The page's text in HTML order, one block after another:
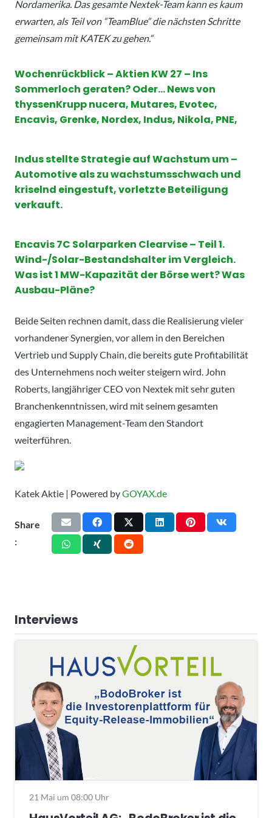
Nordamerika. Das gesamte Nextek-Team kann es kaum
erwarten, als Teil von “TeamBlue“ die nächsten Schritte
gemeinsam mit KATEK zu gehen.“
Wochenrückblick – Aktien KW 27 – Ins
Sommerloch geraten? Oder… News von
thyssenKrupp nucera, Mutares, Evotec,
Encavis, Grenke, Nordex, Indus, Nikola, PNE,
Indus stellte Strategie auf Wachstum um –
Automotive als zu wachstumsschwach und
kriselnd eingestuft, vorletzte Beteiligung
verkauft.
Encavis 7C Solarparken Clearvise – Teil 1.
Wind-/Solar-Bestandshalter im Vergleich.
Was ist 1 MW-Kapazität der Börse wert? Was
Ausbau-Pläne?
Beide Seiten rechnen damit, dass die Realisierung vieler
vorhandener Synergien, vor allem in den Bereichen
Vertrieb und Supply Chain, die bereits gute Profitabilität
des Unternehmens noch weiter steigern wird. John
Roberts, langjähriger CEO von Nextek mit sehr guten
Branchenkenntnissen, wird mit seinem gesamten
engagierten Management-Team den Standort
weiterführen.
Katek Aktie | Powered byGOYAX.de
Share
:
Interviews
21 Mai um 08:00 Uhr